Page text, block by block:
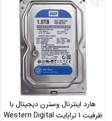
هارد اینترنال وسترن دیجیتال با
ظرفیت 1 ترابایت Western Digital